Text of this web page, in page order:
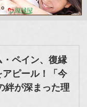
ペイン、復縁
アピール！「今
絆が深まった理